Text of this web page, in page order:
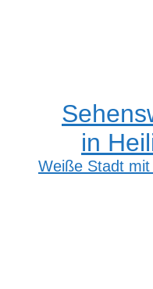
in
Weiße Stadt